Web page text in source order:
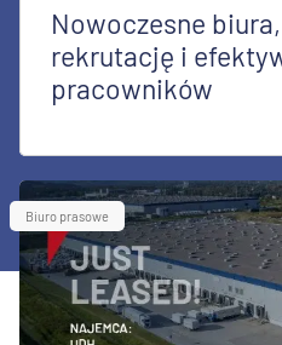
Nowoczesne
rekrutację i
pracowników
Biuro prasowe